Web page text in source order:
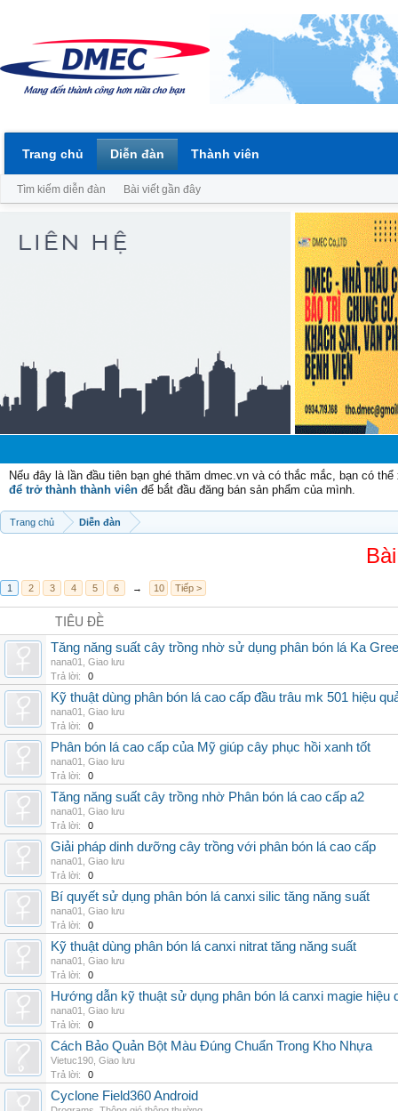
Nếu đây là lần đầu tiên bạn ghé thăm dmec.vn và có thắc mắc, bạn có
để trở thành thành viên để bắt đầu đăng bán sản phẩm của mình.
Trang chủ Diễn đàn
1 2 3 4 5 6 → 10 Tiếp >
TIÊU ĐỀ
Tăng năng suất cây trồng nhờ sử dụng phân bón lá Ka
nana01
Giao lưu
Trả lời:
0
Kỹ thuật dùng phân bón lá cao cấp đầu trâu mk 501 hiệu
nana01
Giao lưu
Trả lời:
0
Phân bón lá cao cấp của Mỹ giúp cây phục hồi xanh tốt
nana01
Giao lưu
Trả lời:
0
Tăng năng suất cây trồng nhờ Phân bón lá cao cấp a2
nana01
Giao lưu
Trả lời:
0
Giải pháp dinh dưỡng cây trồng với phân bón lá cao cấp
nana01
Giao lưu
Trả lời:
0
Bí quyết sử dụng phân bón lá canxi silic tăng năng suất
nana01
Giao lưu
Trả lời:
0
Kỹ thuật dùng phân bón lá canxi nitrat tăng năng suất
nana01
Giao lưu
Trả lời:
0
Hướng dẫn kỹ thuật sử dụng phân bón lá canxi magie hiệu
nana01
Giao lưu
Trả lời:
0
Cách Bảo Quản Bột Màu Đúng Chuẩn Trong Kho Nhựa
Vietuc190 Giao lưu
Trả lời:
0
Cyclone Field360 Android
Trang chủ Diễn đàn
Tìm kiếm diễn đàn Bài viết gần đây
Thành viên